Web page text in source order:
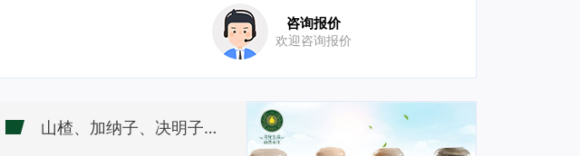
咨询报价
欢迎咨询报价
山楂、加纳子、决明子、槐米